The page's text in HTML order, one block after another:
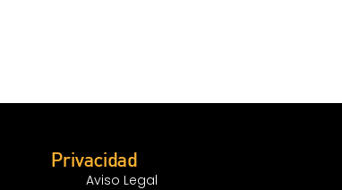
Privacidad
Aviso Legal